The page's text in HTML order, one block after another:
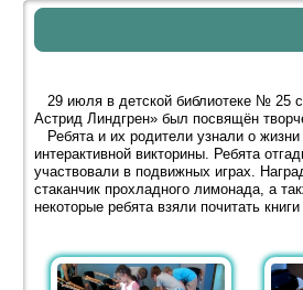
29 июля в детской библиотеке № 25
Астрид Линдгрен» был посвящён
Ребята и их родители узнали о
интерактивной викторины. Ребята
участвовали в подвижных играх.
стаканчик прохладного лимонада, а
некоторые ребята взяли почитать